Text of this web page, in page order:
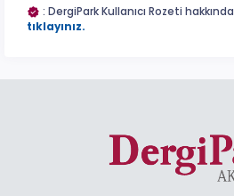
: DergiPark Kullanıcı Rozeti
tıklayınız.